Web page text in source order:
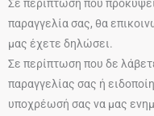
Σε περίπτωση που
παραγγελία σας, θα
μας έχετε δηλώσει.
Σε περίπτωση που δε
παραγγελίας σας ή
υποχρέωσή σας να μας